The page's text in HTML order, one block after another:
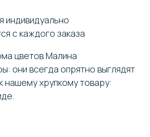
индивидуально
с каждого заказа
цветов Малина
они всегда опрятно выглядят
хрупкому товару: